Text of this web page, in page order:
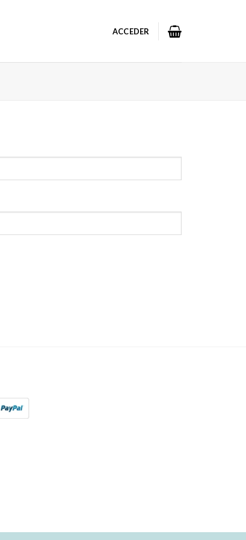
ACCEDER